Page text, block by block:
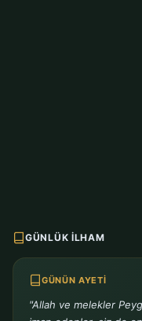
GÜNLÜK İLHAM
GÜNÜN AYETI
"Allah ve melekler